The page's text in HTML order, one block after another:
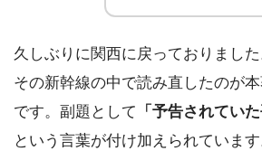
久しぶりに関西に戻っておりました
その新幹線の中で読み直したのが
です。副題として
「予告されてい
という言葉が付け加えられています